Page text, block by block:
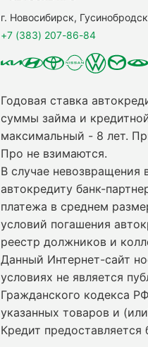
г. Новосибирск,
+7 (383) 207-86-84
Годовая ставка
суммы займа и
максимальный - 8 лет.
Про не взимаются.
В случае
автокредиту банк-
платежа в среднем
условий погашения
реестр должников и
Данный Интернет-сайт
условиях не является
Гражданского кодекса
указанных товаров и
Кредит